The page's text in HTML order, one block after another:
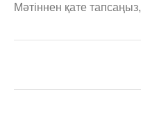
Мәтіннен қате тапсаңыз,